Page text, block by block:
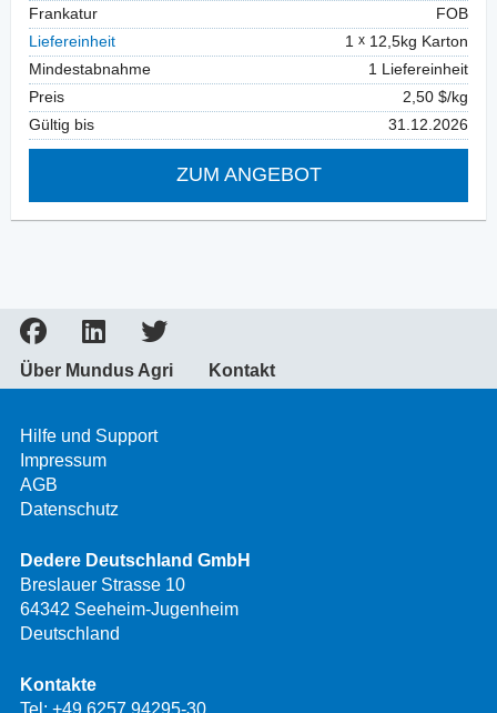
Frankatur
FOB
Liefereinheit
1
12,5kg Karton
Mindestabnahme
1 Liefereinheit
Preis
2,50 $/kg
Gültig bis
31.12.2026
ZUM ANGEBOT
Über Mundus Agri Kontakt
Hilfe und Support
Impressum
AGB
Datenschutz
Dedere Deutschland GmbH
Breslauer Strasse 10
64342 Seeheim-Jugenheim
Deutschland
Kontakte